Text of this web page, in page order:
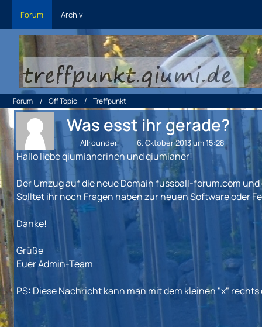
Forum Archiv
Forum Off Topic Treffpunkt
Was esst ihr gerade?
Allrounder 6. Oktober 2013 um 15:28
Hallo liebe qiumianerinen und qiumianer!
Der Umzug auf die neue Domain fussball-forum.com
Solltet ihr noch Fragen haben zur neuen Software oder
Danke!
Grüße
Euer Admin-Team
PS: Diese Nachricht kann man mit dem kleinen "x"